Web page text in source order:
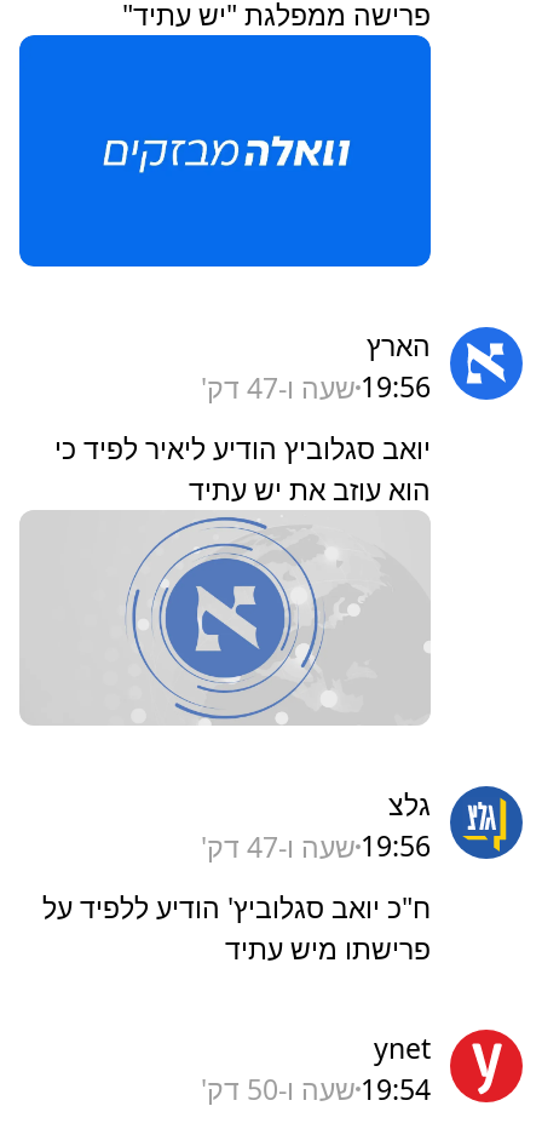
פרישה ממפלגת "יש עתיד"
הארץ
19:56 שעה ו-47 דק'
‏יואב סגלוביץ הודיע ליאיר לפיד כי
הוא עוזב את יש עתיד
גלצ
19:56 שעה ו-47 דק'
ח"כ יואב סגלוביץ' הודיע ללפיד על
פרישתו מיש עתיד
ynet
19:54 שעה ו-50 דק'